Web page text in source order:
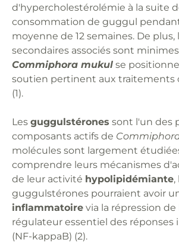
d'hypercholestérolémie à la suite
consommation de guggul
moyenne de 12 semaines. De plus,
secondaires associés sont
Commiphora mukul se
soutien pertinent aux traitements
(1).
Les guggulstérones sont l'un des
composants actifs de
molécules sont largement
comprendre leurs mécanismes
de leur activité hypolipidémiante,
guggulstérones pourraient avoir
inflammatoire via la répression
régulateur essentiel des réponses
(NF-kappaB) (2).